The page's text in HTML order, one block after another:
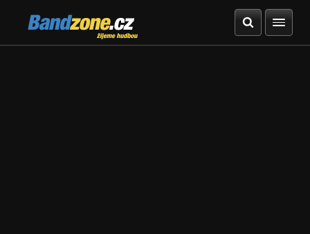
Bandzone.cz
žijeme hudbou